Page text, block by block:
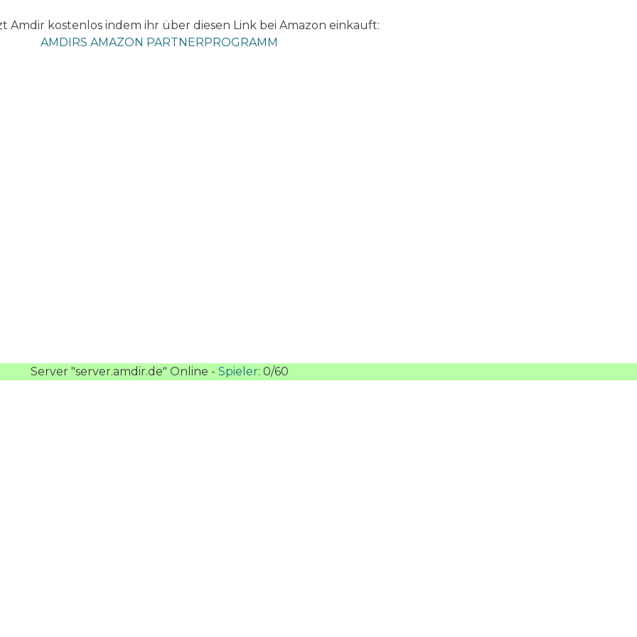
Server "server.amdir.de" Online - Spieler: 0/60
Amdir kostenlos indem ihr über diesen Link bei Amazon einkauft:
AMDIRS AMAZON PARTNERPROGRAMM